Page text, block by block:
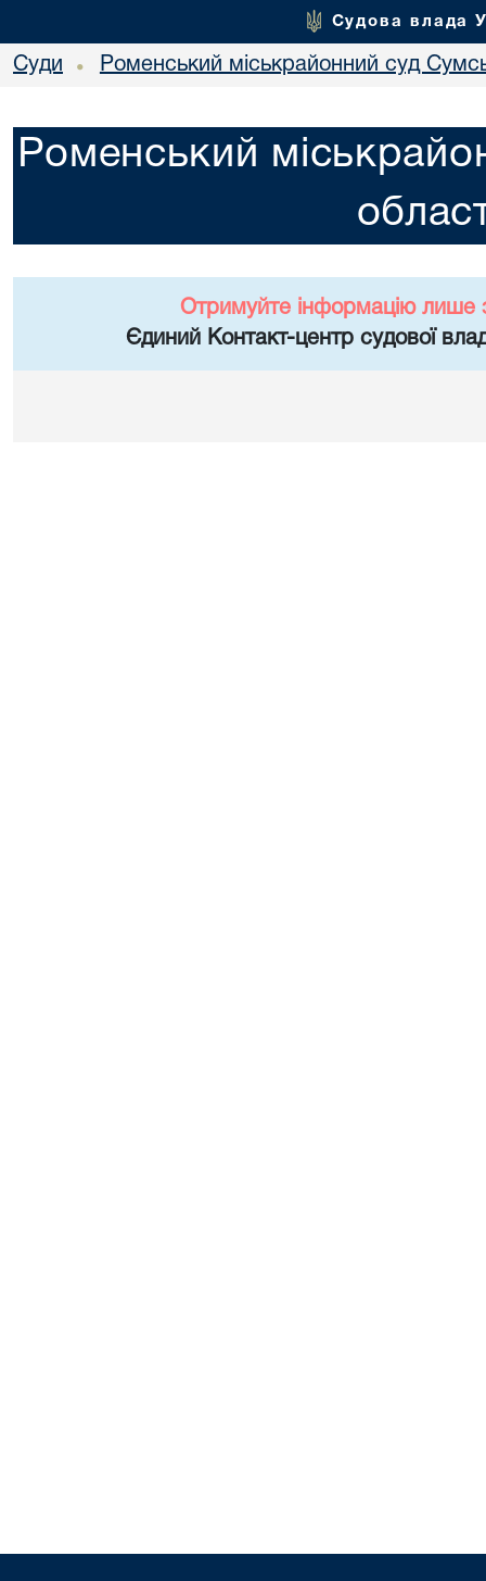
Судова влада
Суди • Роменський міськрайонний суд
Роменський
Отримуйте інформацію лише
Єдиний Контакт-центр судової